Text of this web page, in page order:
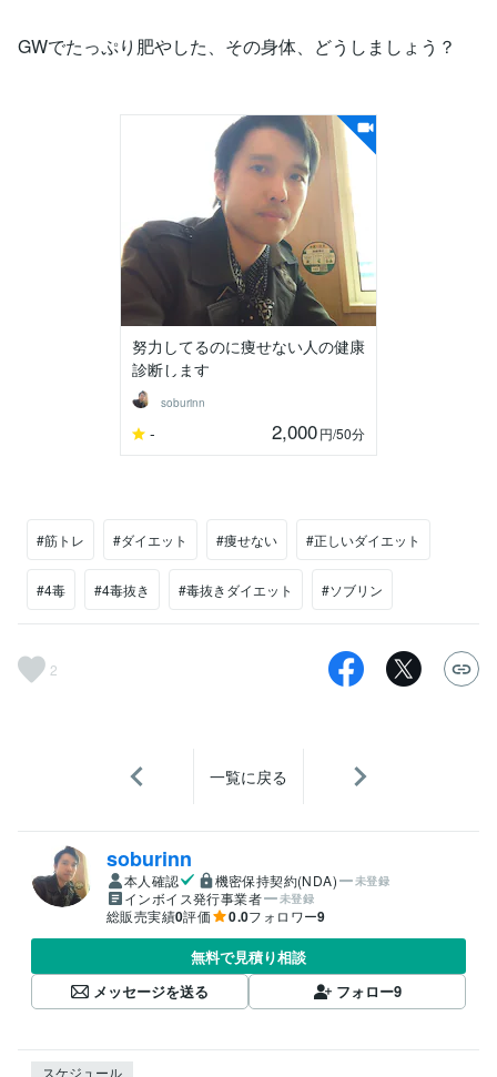
GWでたっぷり肥やした、その身体、どうしましょう？
努力してるのに痩せない人の健康
診断します
soburinn
- 2,000円/50分
#筋トレ #ダイエット #痩せない #正しいダイエット
#4毒 #4毒抜き #毒抜きダイエット #ソブリン
2
一覧に戻る
soburinn
本人確認 機密保持契約(NDA) 未登録
インボイス発行事業者 未登録
総販売実績0評価 0.0フォロワー9
無料で見積り相談
メッセージを送る
フォロー9
スケジュール